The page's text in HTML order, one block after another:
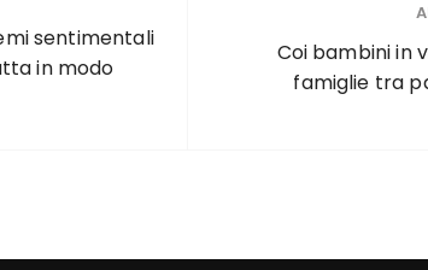
sentimentali
in modo
Coi bambini in
famiglie tra